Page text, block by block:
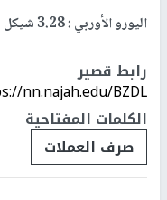
اليورو الأوربي : 3.28 شيكل
رابط قصير
nn.najah.edu/BZDL/
الكلمات المفتاحية
صرف العملات